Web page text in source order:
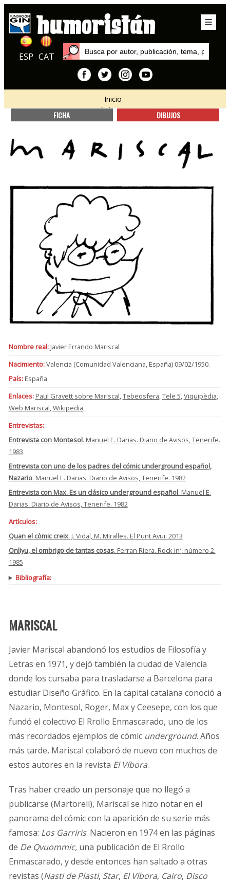
ESP CAT
Inicio
Autores
FICHA DIBUJOS
Nombre real:Javier Errando Mariscal
Nacimiento:Valencia (Comunidad Valenciana, España) 09/02/1950.
País:España
Enlaces: Paul Gravett sobre Mariscal,Tebeosfera,Tele 5,Viquipèdia,
Web Mariscal,Wikipedia,
Entrevistas:
Entrevista con Montesol. Manuel E. Darias. Diario de Avisos, Tenerife.
1983
Entrevista con uno de los padres del cómic underground español,
Nazario. Manuel E. Darias. Diario de Avisos, Tenerife. 1982
Entrevista con Max. Es un clásico underground español. Manuel E.
Darias. Diario de Avisos, Tenerife. 1982
Artículos:
Quan el còmic creix. J. Vidal, M. Miralles. El Punt Avui. 2013
Onliyu, el ombrigo de tantas cosas. Ferran Riera. Rock in′, número 2.
1985
Bibliografía:
MARISCAL
Javier Mariscal abandonó los estudios de Filosofía y
Letras en 1971, y dejó también la ciudad de Valencia
donde los cursaba para trasladarse a Barcelona para
estudiar Diseño Gráfico. En la capital catalana conoció a
Nazario, Montesol, Roger, Max y Ceesepe, con los que
fundó el colectivo El Rrollo Enmascarado, uno de los
más recordados ejemplos de cómic underground. Años
más tarde, Mariscal colaboró de nuevo con muchos de
estos autores en la revista El Víbora.
Tras haber creado un personaje que no llegó a
publicarse (Martorell), Mariscal se hizo notar en el
panorama del cómic con la aparición de su serie más
famosa: Los Garriris. Nacieron en 1974 en las páginas
de De Qvuommic, una publicación de El Rrollo
Enmascarado, y desde entonces han saltado a otras
revistas (Nasti de Plasti, Star, El Víbora, Cairo, Disco